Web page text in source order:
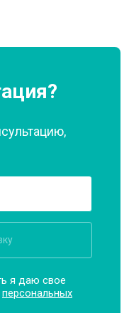
я даю свое
персональных